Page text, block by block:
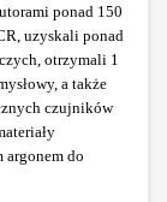
ponad 150
uzyskali ponad
otrzymali 1
a także
czujników
argonem do